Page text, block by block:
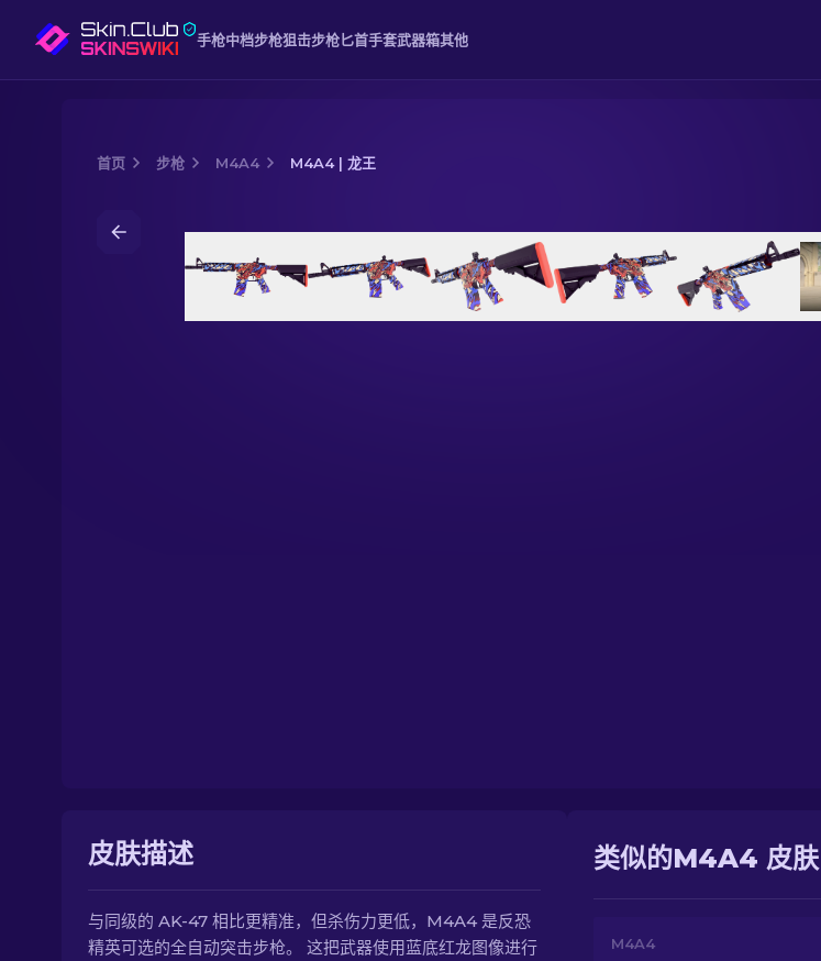
手枪中档步枪狙击步枪 匕首手套武器箱其他
首页 步枪 M4A4 M4A4 | 龙王
皮肤描述
与同级的 AK-47 相比更精准，但杀伤力更低，M4A4 是反恐
精英可选的全自动突击步枪。 这把武器使用蓝底红龙图像进行
类似的M4A4 皮肤
M4A4